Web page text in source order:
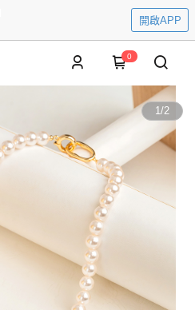
開啟APP
0
1/2